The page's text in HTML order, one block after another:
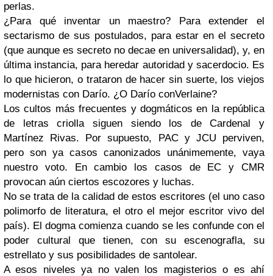
perlas.
¿Para qué inventar un maestro? Para extender el
sectarismo de sus postulados, para estar en el secreto
(que aunque es secreto no decae en universalidad), y, en
última instancia, para heredar autoridad y sacerdocio. Es
lo que hicieron, o trataron de hacer sin suerte, los viejos
modernistas con Darío. ¿O Darío conVerlaine?
Los cultos más frecuentes y dogmáticos en la república
de letras criolla siguen siendo los de Cardenal y
Martínez Rivas. Por supuesto, PAC y JCU perviven,
pero son ya casos canonizados unánimemente, vaya
nuestro voto. En cambio los casos de EC y CMR
provocan aún ciertos escozores y luchas.
No se trata de la calidad de estos escritores (el uno caso
polimorfo de literatura, el otro el mejor escritor vivo del
país). El dogma comienza cuando se les confunde con el
poder cultural que tienen, con su escenografla, su
estrellato y sus posibilidades de santolear.
A esos niveles ya no valen los magisterios o es ahí